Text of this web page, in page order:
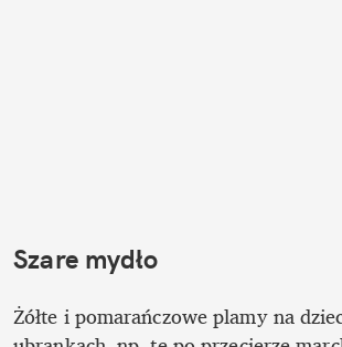
Szare mydło
Żółte i pomarańczowe plamy na